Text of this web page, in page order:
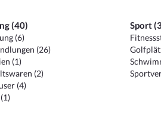
(40)
(6)
(26)
(1)
(2)
(4)
Sport